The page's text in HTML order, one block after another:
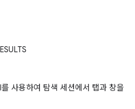
사용하여 탐색 세션에서 탭과 창을